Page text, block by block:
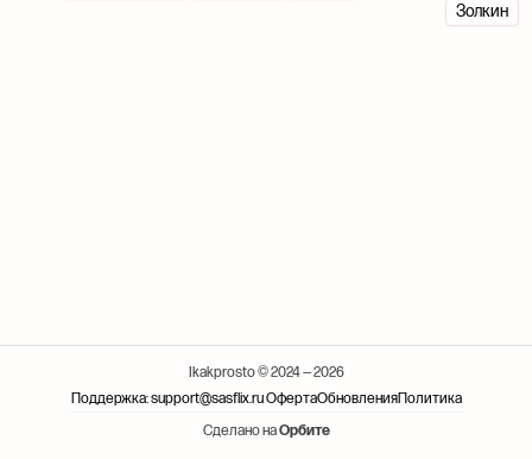
Золкин
Ikakprosto © 2024 — 2026
Поддержка: support@sasflix.ruОфертаОбновленияПолитика
Сделано наОрбите